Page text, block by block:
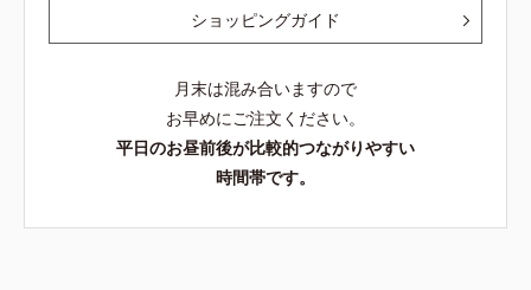
ショッピングガイド
月末は混み合いますので
お早めにご注文ください。
平日のお昼前後が比較的つながりやすい
時間帯です。